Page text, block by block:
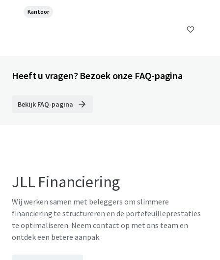
Kantoor
Heeft u vragen? Bezoek onze FAQ-pagina
Bekijk FAQ-pagina
JLL Financiering
Wij werken samen met beleggers om slimmere
financiering te structureren en de portefeuilleprestaties
te optimaliseren. Neem contact op met ons team en
ontdek een betere aanpak.